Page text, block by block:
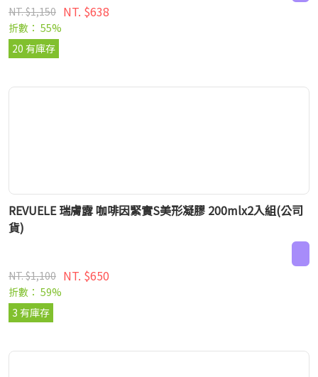
NT. $1,150 NT. $638
折數： 55%
20 有庫存
REVUELE 瑞膚露 咖啡因緊實S美形凝膠 200mlx2入組(公司
貨)
NT. $1,100 NT. $650
折數： 59%
3 有庫存